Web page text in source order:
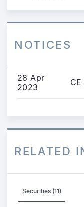
NOTICES
28 Apr
2023
RELATED
Securities (11)